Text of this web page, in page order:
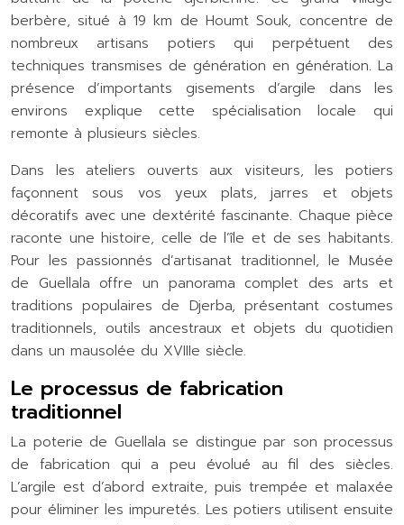
berbère, situé à 19 km de Houmt Souk, concentre de
nombreux artisans potiers qui perpétuent des
techniques transmises de génération en génération. La
présence d’importants gisements d’argile dans les
environs explique cette spécialisation locale qui
remonte à plusieurs siècles.
Dans les ateliers ouverts aux visiteurs, les potiers
façonnent sous vos yeux plats, jarres et objets
décoratifs avec une dextérité fascinante. Chaque pièce
raconte une histoire, celle de l’île et de ses habitants.
Pour les passionnés d’artisanat traditionnel, le Musée
de Guellala offre un panorama complet des arts et
traditions populaires de Djerba, présentant costumes
traditionnels, outils ancestraux et objets du quotidien
dans un mausolée du XVIIIe siècle.
Le processus de fabrication
traditionnel
La poterie de Guellala se distingue par son processus
de fabrication qui a peu évolué au fil des siècles.
L’argile est d’abord extraite, puis trempée et malaxée
pour éliminer les impuretés. Les potiers utilisent ensuite